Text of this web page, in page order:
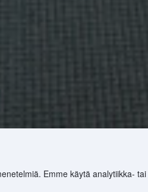
Emme käytä analytiikka- tai